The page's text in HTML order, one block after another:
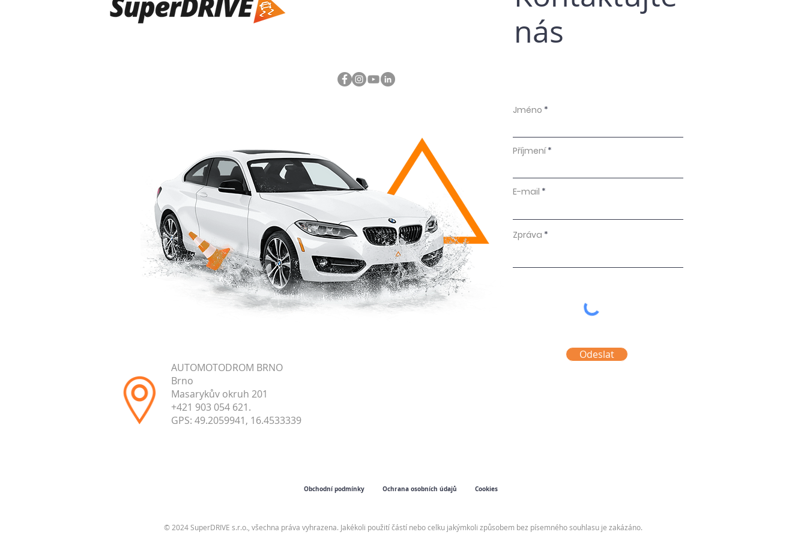
nás
AUTOMOTODROM BRNO
Brno
Masarykův okruh 201
+421 903 054 621.
GPS: 49.2059941, 16.4533339
Jméno
Příjmení
E-mail
Zpráva
Odeslat
Obchodní podmínky Ochrana osobních údajů Cookies
© 2024 SuperDRIVE s.r.o., všechna práva vyhrazena. Jakékoli použití částí nebo celku jakýmkoli způsobem bez písemného souhlasu je zakázáno.